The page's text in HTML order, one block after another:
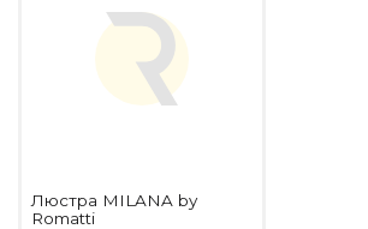
Люстра MILANA by
Romatti